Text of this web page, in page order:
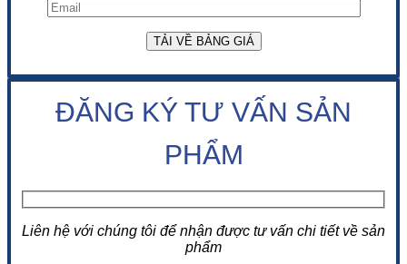
ĐĂNG KÝ TƯ VẤN SẢN
PHẨM
Liên hệ với chúng tôi để nhận được tư vấn chi tiết về sản
phẩm